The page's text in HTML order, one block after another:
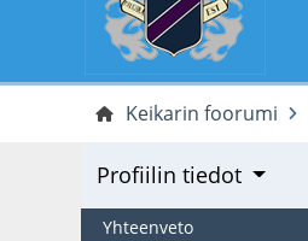
Keikarin foorumi
Profiilin tiedot
Yhteenveto